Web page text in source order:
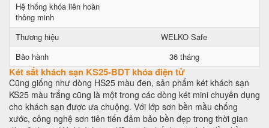
Hệ thống khóa liên hoàn
thông minh
Thương hiệu
WELKO Safe
Bảo hành
36 tháng
Két sắt khách sạn KS25-BDT khóa điện tử
Cũng giống như dòng HS25 màu đen, sản phẩm két khách sạn
KS25 màu trắng cũng là một trong các dòng két mini chuyên dụng
cho khách sạn được ưa chuộng. Với lớp sơn bền mầu chống
xước, công nghệ sơn tiên tiến đảm bảo bền đẹp trong thời gian